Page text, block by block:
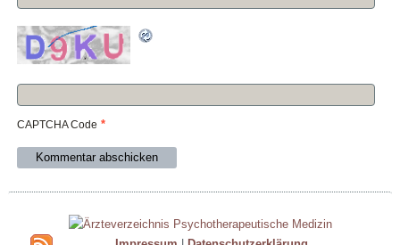
CAPTCHA Code *